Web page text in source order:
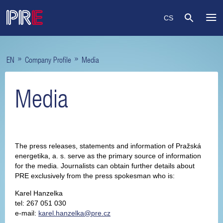
CS
EN » Company Profile » Media
Media
The press releases, statements and information of Pražská
energetika, a. s. serve as the primary source of information
for the media. Journalists can obtain further details about
PRE exclusively from the press spokesman who is:
Karel Hanzelka
tel: 267 051 030
e-mail: karel.hanzelka@pre.cz